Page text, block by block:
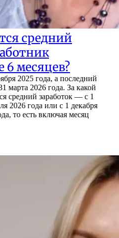
средний
6 месяцев?
2025 года, а последний
марта 2026 года. За какой
средний заработок — с 1
2026 года или с 1 декабря
то есть включая месяц